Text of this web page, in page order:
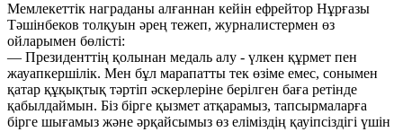
Мемлекеттік награданы алғаннан кейін ефрейтор Нұрғазы
Тәшінбеков толқуын әрең тежеп, журналистермен өз
ойларымен бөлісті:
— Президенттің қолынан медаль алу - үлкен құрмет пен
жауапкершілік. Мен бұл марапатты тек өзіме емес, сонымен
қатар құқықтық тәртіп әскерлеріне берілген баға ретінде
қабылдаймын. Біз бірге қызмет атқарамыз, тапсырмаларға
бірге шығамыз және әрқайсымыз өз еліміздің қауіпсіздігі үшін